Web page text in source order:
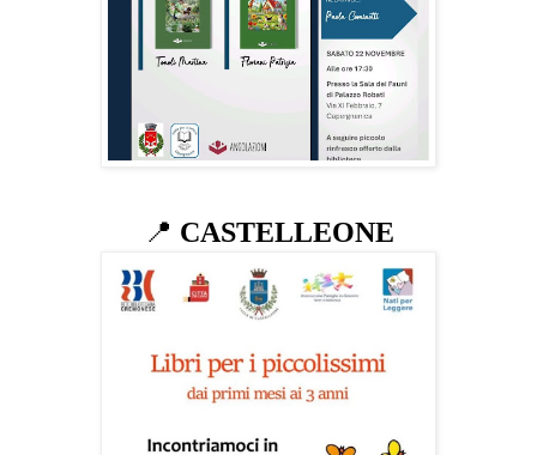
📍 CASTELLEONE